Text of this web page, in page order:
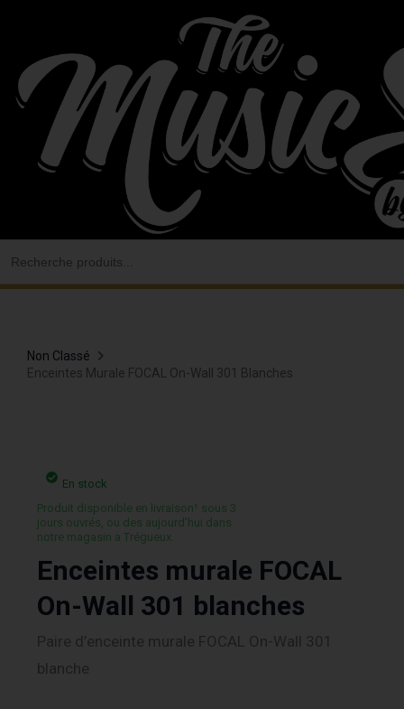
contenu
Non Classé
Enceintes Murale FOCAL On-Wall 301 Blanches
En stock
Produit disponible en livraison¹ sous 3
jours ouvrés, ou des aujourd’hui dans
notre magasin a Trégueux.
Enceintes murale FOCAL
On-Wall 301 blanches
Paire d’enceinte murale FOCAL On-Wall 301
blanche